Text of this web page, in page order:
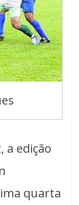
a edição
quarta